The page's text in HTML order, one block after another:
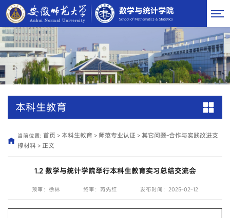
本科生教育
当前位置: 首页 > 本科生教育 > 师范专业认证 > 其它问题-合作与实践改进支
撑材料 > 正文
1.2 数学与统计学院举行本科生教育实习总结交流会
预审：徐林 终审：芮先红 发布时间：2025-02-12